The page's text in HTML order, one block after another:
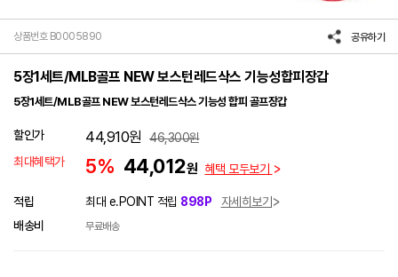
상품번호 B0005890 공유하기
5장1세트/MLB골프 NEW 보스턴레드삭스 기능성합피장갑
5장1세트/MLB골프 NEW 보스턴레드삭스 기능성 합피 골프장갑
할인가 44,910원 46,300원
최대혜택가
5% 44,012원 혜택 모두보기
적립 최대 e.POINT 적립 898P
자세히보기
배송비
무료배송